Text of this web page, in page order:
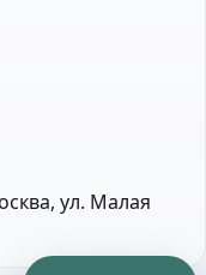
ул. Малая